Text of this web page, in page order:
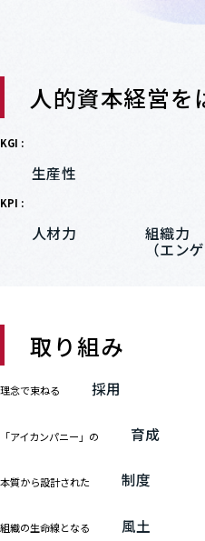
人的資本経営を
KGI :
生産性
KPI :
人材力 組織力
（エン
取り組み
理念で束ねる 採用
「アイカンパニー」の 育成
本質から設計された 制度
組織の生命線となる 風土